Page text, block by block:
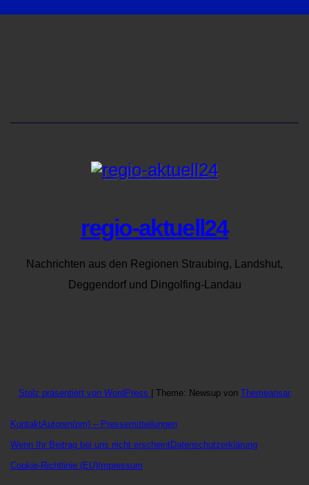
regio-aktuell24
Nachrichten aus den Regionen Straubing, Landshut,
Deggendorf und Dingolfing-Landau
Stolz präsentiert von WordPress Theme: Newsup von Themeansar
KontaktAutoren(pm) – Pressemitteilungen
Wenn Ihr Beitrag bei uns nicht erscheintDatenschutzerklärung
Cookie-Richtlinie (EU) Impressum